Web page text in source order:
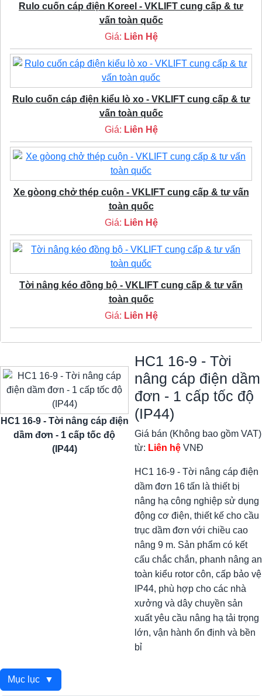
Rulo cuốn cáp điện Koreel - VKLIFT cung cấp & tư
vấn toàn quốc
Giá: Liên Hệ
Rulo cuốn cáp điện kiểu lò xo - VKLIFT cung cấp & tư
vấn toàn quốc
Giá: Liên Hệ
Xe gòong chở thép cuộn - VKLIFT cung cấp & tư vấn
toàn quốc
Giá: Liên Hệ
Tời nâng kéo đồng bộ - VKLIFT cung cấp & tư vấn
toàn quốc
Giá: Liên Hệ
HC1 16-9 - Tời nâng cáp điện
dầm đơn - 1 cấp tốc độ
(IP44)
HC1 16-9 - Tời
nâng cáp điện dầm
đơn - 1 cấp tốc độ
(IP44)
Giá bán (Không bao gồm VAT)
từ: Liên hệ VNĐ
HC1 16-9 - Tời nâng cáp điện
dầm đơn 16 tấn là thiết bị
nâng hạ công nghiệp sử dụng
động cơ điện, thiết kế cho cầu
trục dầm đơn với chiều cao
nâng 9 m. Sản phẩm có kết
cấu chắc chắn, phanh nâng an
toàn kiểu rotor côn, cấp bảo vệ
IP44, phù hợp cho các nhà
xưởng và dây chuyền sản
xuất yêu cầu nâng hạ tải trọng
lớn, vận hành ổn định và bền
bỉ
Mục lục ▼